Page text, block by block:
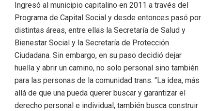
Ingresó al municipio capitalino en 2011 a través del
Programa de Capital Social y desde entonces pasó por
distintas áreas, entre ellas la Secretaría de Salud y
Bienestar Social y la Secretaría de Protección
Ciudadana. Sin embargo, en su paso decidió dejar
huella y abrir un camino, no solo personal sino también
para las personas de la comunidad trans. “La idea, más
allá de que una pueda querer buscar y garantizar el
derecho personal e individual, también busca construir